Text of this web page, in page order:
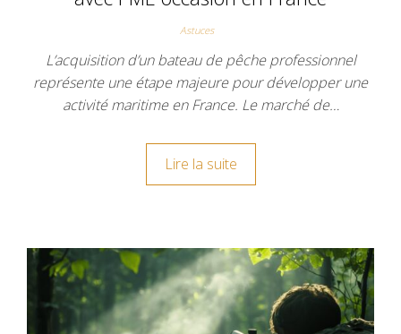
Astuces
L’acquisition d’un bateau de pêche professionnel
représente une étape majeure pour développer une
activité maritime en France. Le marché de…
Lire la suite